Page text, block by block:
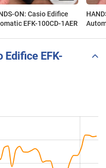
ON: Casio Edifice
EFK-100CD-1AER
Edifice EFK-